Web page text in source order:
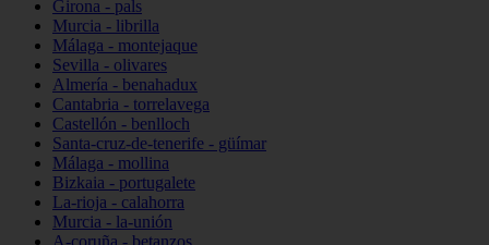
Girona - pals
Murcia - librilla
Málaga - montejaque
Sevilla - olivares
Almería - benahadux
Cantabria - torrelavega
Castellón - benlloch
Santa-cruz-de-tenerife - güímar
Málaga - mollina
Bizkaia - portugalete
La-rioja - calahorra
Murcia - la-unión
A-coruña - betanzos